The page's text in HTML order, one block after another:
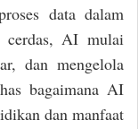
data dalam
cerdas, AI mulai
dan mengelola
bagaimana AI
dan manfaat